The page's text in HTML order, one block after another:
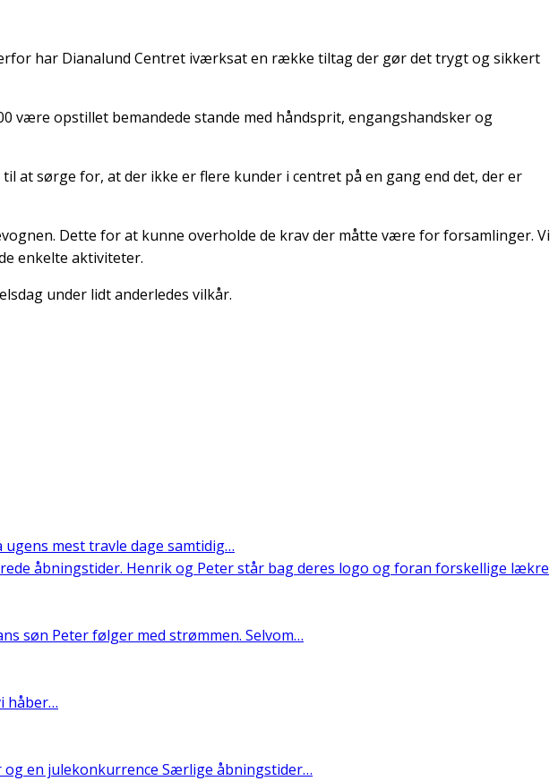
har Dianalund Centret iværksat en række tiltag der gør det trygt og sikkert
være opstillet bemandede stande med håndsprit, engangshandsker og
at sørge for, at der ikke er flere kunder i centret på en gang end det, der er
Dette for at kunne overholde de krav der måtte være for forsamlinger. Vi
enkelte aktiviteter.
under lidt anderledes vilkår.
mest travle dage samtidig…
søn Peter følger med strømmen. Selvom…
håber…
og en julekonkurrence Særlige åbningstider…